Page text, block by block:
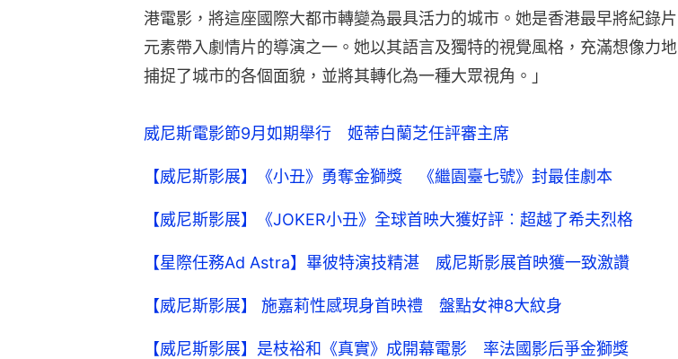
港電影，將這座國際大都市轉變為最具活力的城市。她是香港最早將紀錄片
元素帶入劇情片的導演之一。她以其語言及獨特的視覺風格，充滿想像力地
捕捉了城市的各個面貌，並將其轉化為一種大眾視角。」
威尼斯電影節9月如期舉行 姬蒂白蘭芝任評審主席
【威尼斯影展】《小丑》勇奪金獅獎 《繼園臺七號》封最佳劇本
【威尼斯影展】《JOKER小丑》全球首映大獲好評︰超越了希夫烈格
【星際任務Ad Astra】畢彼特演技精湛 威尼斯影展首映獲一致激讚
【威尼斯影展】 施嘉莉性感現身首映禮 盤點女神8大紋身
【威尼斯影展】是枝裕和《真實》成開幕電影 率法國影后爭金獅獎